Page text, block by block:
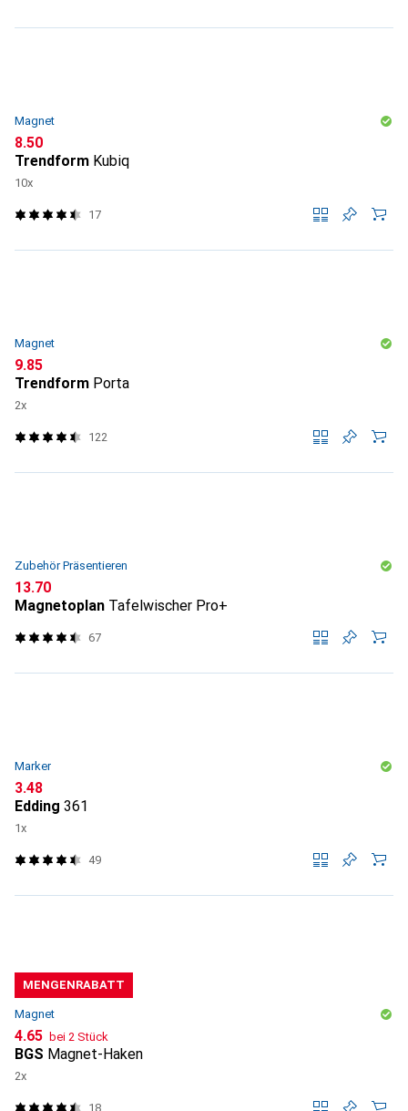
Magnet
CHF
8.50
Trendform Kubiq
10x
17
Magnet
CHF
9.85
Trendform Porta
2x
122
Zubehör Präsentieren
CHF
13.70
Magnetoplan Tafelwischer Pro+
67
Marker
CHF
3.48
Edding 361
1x
49
MENGENRABATT
Magnet
CHF
4.65 bei 2 Stück
BGS Magnet-Haken
2x
18